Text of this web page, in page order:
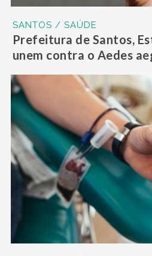
SANTOS / SAÚDE
Prefeitura de Santos,
unem contra o Aedes